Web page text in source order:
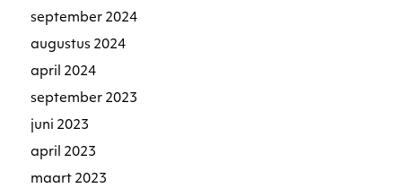
september 2024
augustus 2024
april 2024
september 2023
juni 2023
april 2023
maart 2023